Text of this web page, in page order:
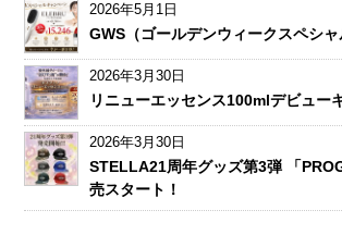
2026年5月1日
GWS（ゴールデンウィークスペシ
2026年3月30日
リニューエッセンス100mlデビュー
2026年3月30日
STELLA21周年グッズ第3弾 「
売スタート！